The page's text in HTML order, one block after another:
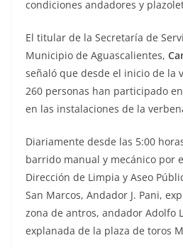
condiciones andadores y
El titular de la Secretaría de
Municipio de Aguascalientes,
señaló que desde el inicio de la
260 personas han participado
en las instalaciones de la
Diariamente desde las 5:00
barrido manual y mecánico por
Dirección de Limpia y Aseo
San Marcos, Andador J. Pani,
zona de antros, andador Adolfo
explanada de la plaza de toros